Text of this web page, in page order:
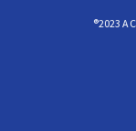
®2023 A